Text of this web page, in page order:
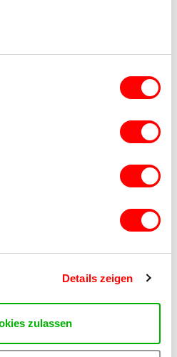
Details zeigen
zulassen
& POLITIK
Sitzen – es ist ein
Aufmerksamkeit und
zeigt mit Humor und
vielfältig „Hinhören“ sein